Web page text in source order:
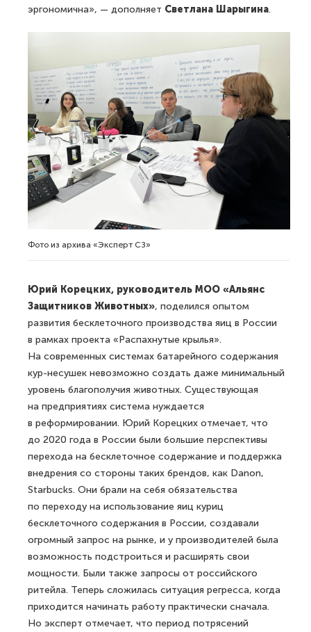
эргономична», — дополняет Светлана Шарыгина.
Фото из архива «Эксперт СЗ»
Юрий Корецких, руководитель МОО «Альянс
Защитников Животных», поделился опытом
развития бесклеточного производства яиц в России
в рамках проекта «Распахнутые крылья».
На современных системах батарейного содержания
кур-несушек невозможно создать даже минимальный
уровень благополучия животных. Существующая
на предприятиях система нуждается
в реформировании. Юрий Корецких отмечает, что
до 2020 года в России были большие перспективы
перехода на бесклеточное содержание и поддержка
внедрения со стороны таких брендов, как Danon,
Starbucks. Они брали на себя обязательства
по переходу на использование яиц куриц
бесклеточного содержания в России, создавали
огромный запрос на рынке, и у производителей была
возможность подстроиться и расширять свои
мощности. Были также запросы от российского
ритейла. Теперь сложилась ситуация регресса, когда
приходится начинать работу практически сначала.
Но эксперт отмечает, что период потрясений